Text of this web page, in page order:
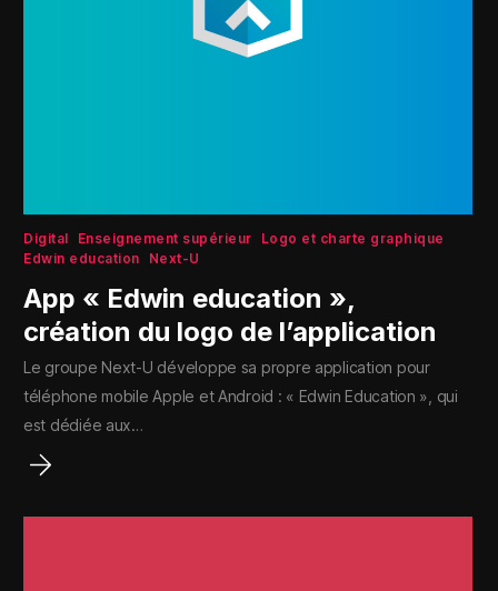
Digital Enseignement supérieur
Logo et charte graphique
Edwin education
Next-U
App « Edwin education »,
création du logo de l’application
Le groupe Next-U développe sa propre application pour
téléphone mobile Apple et Android : « Edwin Education », qui
est dédiée aux…